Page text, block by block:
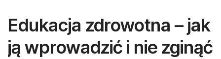
Edukacja zdrowotna – jak
ją wprowadzić i nie zginąć